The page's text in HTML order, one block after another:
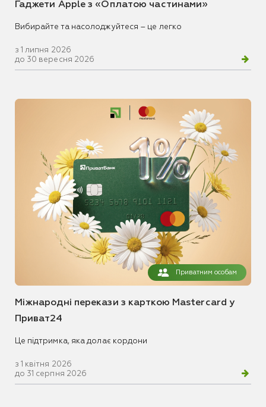
Гаджети Apple з «Оплатою частинами»
Вибирайте та насолоджуйтеся – це легко
з 1 липня 2026
до 30 вересня 2026
Приватним особам
Міжнародні перекази з карткою Mastercard у
Приват24
Це підтримка, яка долає кордони
з 1 квітня 2026
до 31 серпня 2026